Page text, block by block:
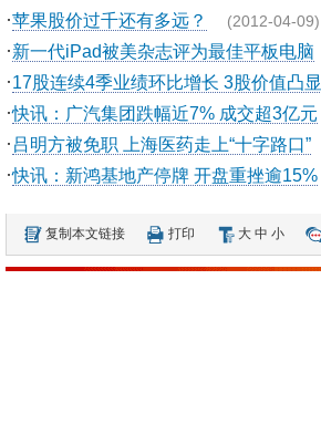
·苹果股价过千还有多远？ (2012-04-09)
·新一代iPad被美杂志评为最佳平板电脑
·17股连续4季业绩环比增长 3股价值凸显
·快讯：广汽集团跌幅近7% 成交超3亿元
· 吕明方被免职 上海医药走上“十字路口”
·快讯：新鸿基地产停牌 开盘重挫逾15%
复制本文链接 打印 大 中 小